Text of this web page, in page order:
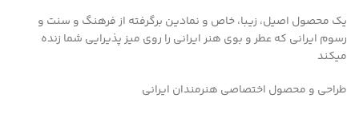
یک محصول اصیل، زیبا، خاص و نمادین برگرفته از فرهنگ و سنت و
رسوم ایرانی که عطر و بوی هنر ایرانی را روی میز پذیرایی شما زنده
میکند
طراحی و محصول اختصاصی هنرمندان ایرانی